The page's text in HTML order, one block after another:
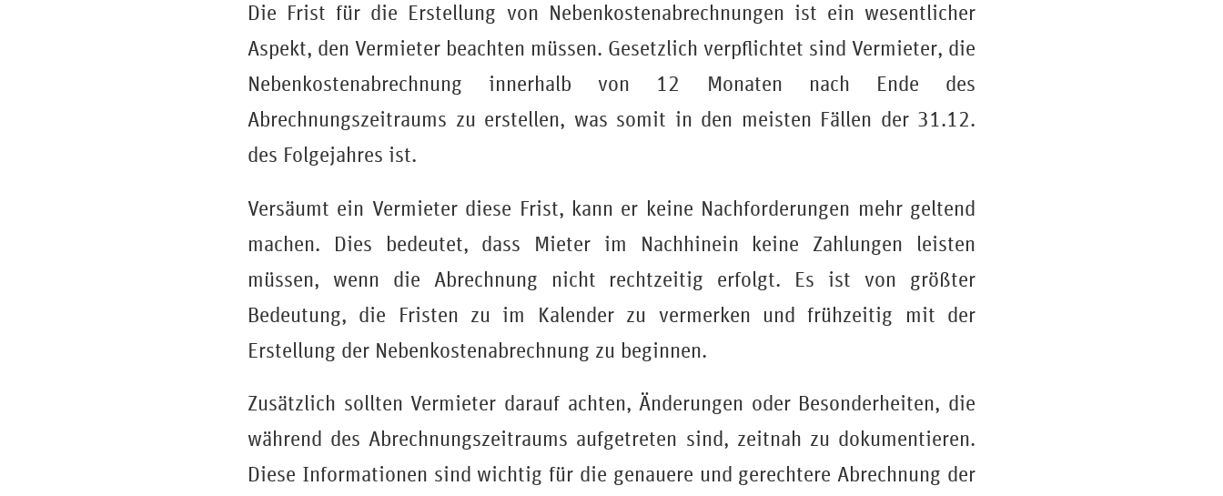
Die Frist für die Erstellung von Nebenkostenabrechnungen ist ein wesentlicher
Aspekt, den Vermieter beachten müssen. Gesetzlich verpflichtet sind Vermieter, die
Nebenkostenabrechnung innerhalb von 12 Monaten nach Ende des
Abrechnungszeitraums zu erstellen, was somit in den meisten Fällen der 31.12.
des Folgejahres ist.
Versäumt ein Vermieter diese Frist, kann er keine Nachforderungen mehr geltend
machen. Dies bedeutet, dass Mieter im Nachhinein keine Zahlungen leisten
müssen, wenn die Abrechnung nicht rechtzeitig erfolgt. Es ist von größter
Bedeutung, die Fristen zu im Kalender zu vermerken und frühzeitig mit der
Erstellung der Nebenkostenabrechnung zu beginnen.
Zusätzlich sollten Vermieter darauf achten, Änderungen oder Besonderheiten, die
während des Abrechnungszeitraums aufgetreten sind, zeitnah zu dokumentieren.
Diese Informationen sind wichtig für die genauere und gerechtere Abrechnung der